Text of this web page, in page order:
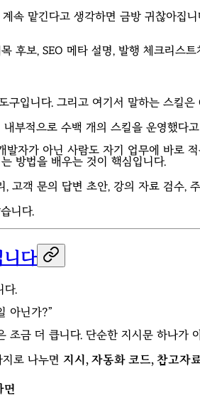
속 맡긴다고 생각하면 금방 귀찮아집
후보, SEO 메타 설명, 발행 체크리스
입니다. 그리고 여기서 말하는 스킬
부적으로 수백 개의 스킬을 운영했다고
자가 아닌 사람도 자기 업무에 바로
방법을 배우는 것이 핵심입니다.
, 고객 문의 답변 초안, 강의 자료 검수,
니다.
니다
다.
아닌가?”
금 더 큽니다. 단순한 지시문 하나가
로 나누면 지시, 자동화 코드, 참고자
면